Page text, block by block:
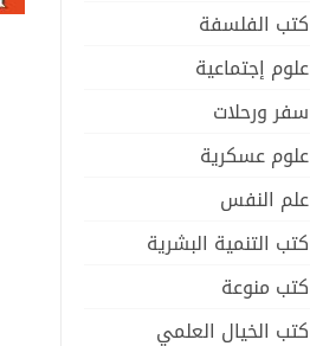
كتب الفلسفة
علوم إجتماعية
سفر ورحلات
علوم عسكرية
علم النفس
كتب التنمية البشرية
كتب منوعة
كتب الخيال العلمي